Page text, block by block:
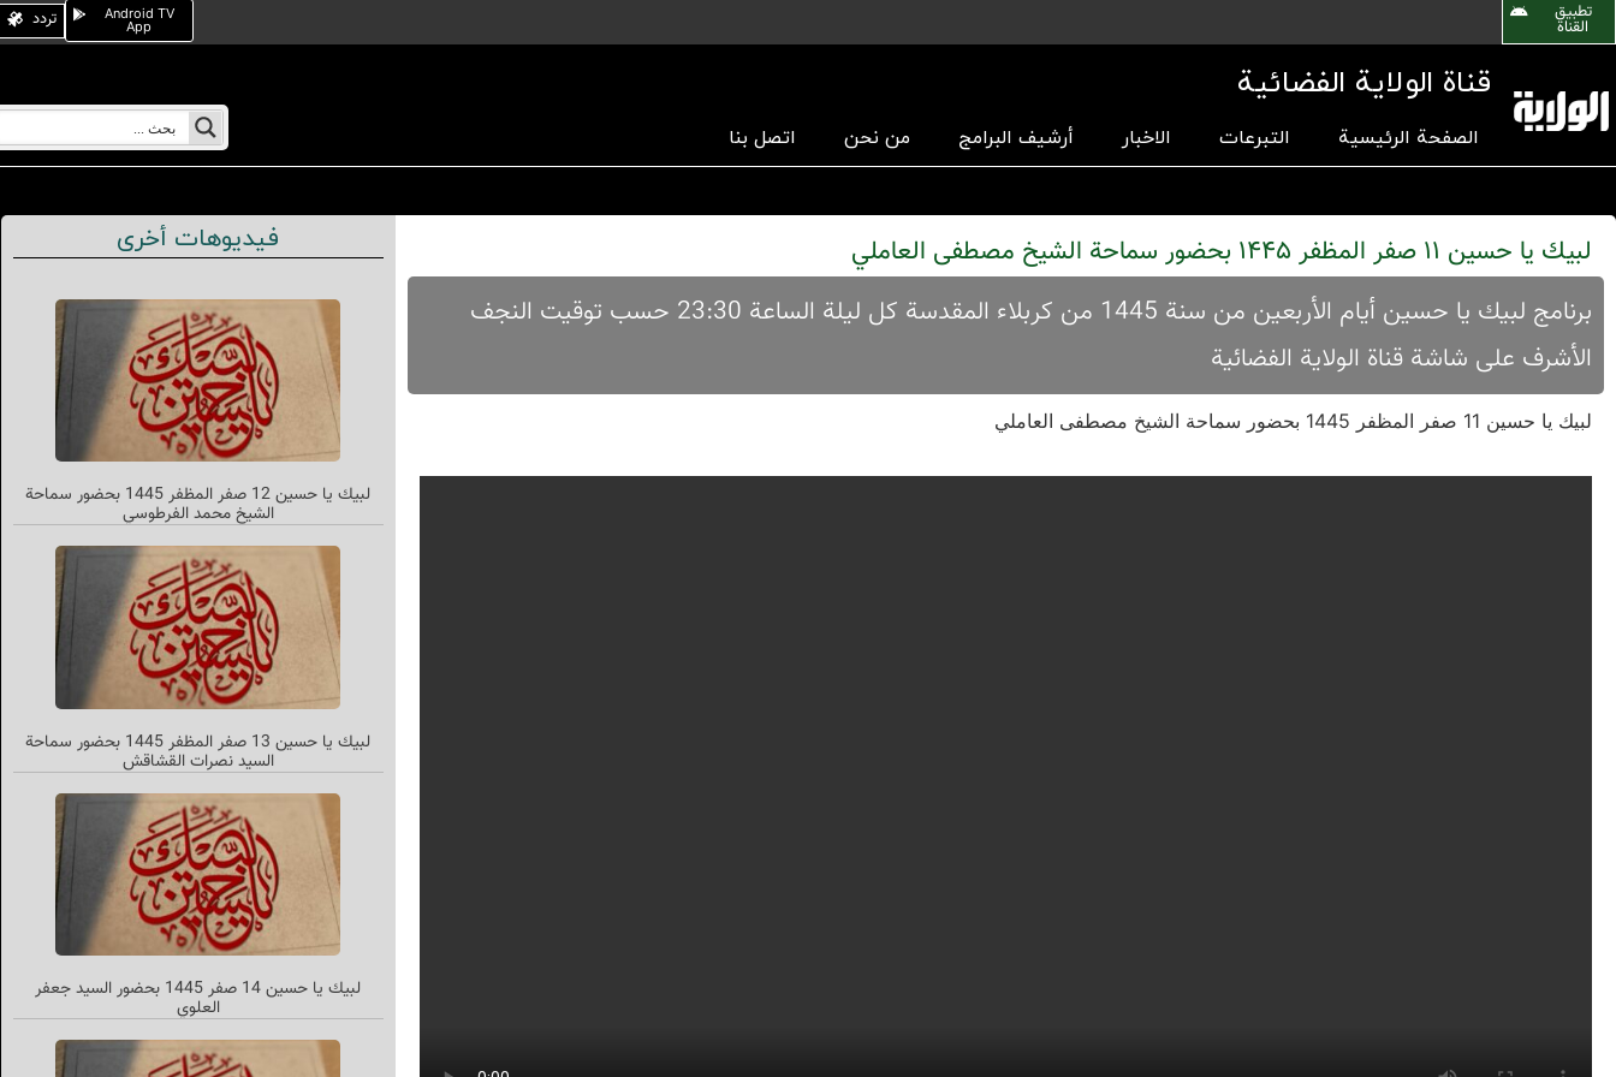
تطبیق
القناة
Android TV
App تردد
قناة الولاية الفضائية
الصفحة الرئيسية التبرعات الاخبار أرشیف البرامج من نحن اتصل بنا
لبیك یا حسین 11 صفر المظفر 1445 بحضور سماحة الشیخ مصطفی العاملي
برنامج لبیك یا حسین أیام الأربعین من سنة 1445 من کربلاء المقدسة کل لیلة الساعة 23:30 حسب توقیت النجف
الأشرف علی شاشة قناة الولایة الفضائیة
لبیك یا حسین 11 صفر المظفر 1445 بحضور سماحة الشیخ مصطفی العاملي
فيديوهات أخرى
لبیك یا حسین 12 صفر المظفر 1445 بحضور سماحة
الشیخ محمد الفرطوسي
لبیك یا حسین 13 صفر المظفر 1445 بحضور سماحة
السید نصرات القشاقش
لبيك يا حسين 14 صفر 1445 بحضور السيد جعفر
العلوي